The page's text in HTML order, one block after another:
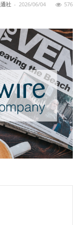
社 - 2026/06/04 576